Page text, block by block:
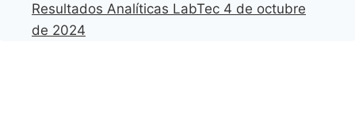
Resultados Analíticas LabTec 4 de octubre
de 2024